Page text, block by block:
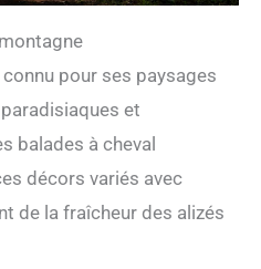
connu pour ses paysages
et
balades à cheval
décors variés avec
de la fraîcheur des alizés